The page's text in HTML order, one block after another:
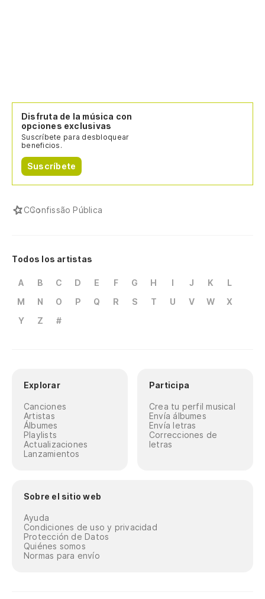
Disfruta de la música con
opciones exclusivas
Suscríbete para desbloquear
beneficios.
Suscríbete
CConfissão Pública
Todos los artistas
A B C D E F G H I J K
L
M
N O P Q R S T U V W
X
Y
Z #
Explorar
Canciones
Artistas
Álbumes
Playlists
Actualizaciones
Lanzamientos
Participa
Crea tu perfil musical
Envía álbumes
Envía letras
Correcciones de
letras
Sobre el sitio web
Ayuda
Condiciones de uso y privacidad
Protección de Datos
Quiénes somos
Normas para envío